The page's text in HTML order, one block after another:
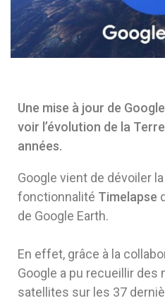
Une mise à jour de
voir l’évolution de la
années.
Google vient de dévoiler
fonctionnalité Timelapse
de Google Earth.
En effet, grâce à la
Google a pu recueillir des
satellites sur les 37